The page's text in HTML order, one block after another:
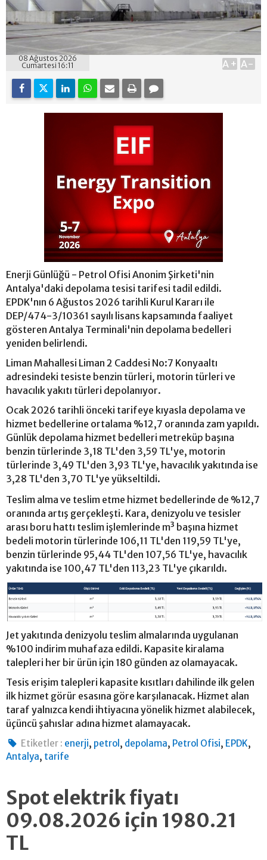
08 Ağustos 2026
Cumartesi 16:11
A+ A-
Enerji Günlüğü - Petrol Ofisi Anonim Şirketi'nin
Antalya'daki depolama tesisi tarifesi tadil edildi.
EPDK'nın 6 Ağustos 2026 tarihli Kurul Kararı ile
DEP/474-3/10361 sayılı lisans kapsamında faaliyet
gösteren Antalya Terminali'nin depolama bedelleri
yeniden belirlendi.
Liman Mahallesi Liman 2 Caddesi No:7 Konyaaltı
adresindeki tesiste benzin türleri, motorin türleri ve
havacılık yakıtı türleri depolanıyor.
Ocak 2026 tarihli önceki tarifeye kıyasla depolama ve
hizmet bedellerine ortalama %12,7 oranında zam yapıldı.
Günlük depolama hizmet bedelleri metreküp başına
benzin türlerinde 3,18 TL'den 3,59 TL'ye, motorin
türlerinde 3,49 TL'den 3,93 TL'ye, havacılık yakıtında ise
3,28 TL'den 3,70 TL'ye yükseltildi.
Teslim alma ve teslim etme hizmet bedellerinde de %12,7
oranında artış gerçekleşti. Kara, denizyolu ve tesisler
arası boru hattı teslim işlemlerinde m³ başına hizmet
bedeli motorin türlerinde 106,11 TL'den 119,59 TL'ye,
benzin türlerinde 95,44 TL'den 107,56 TL'ye, havacılık
yakıtında ise 100,47 TL'den 113,23 TL'ye çıkarıldı.
Jet yakıtında denizyolu teslim almalarında uygulanan
%100 indirim muhafaza edildi. Kapasite kiralama
talepleri her bir ürün için 180 günden az olamayacak.
Tesis erişim talepleri kapasite kısıtları dahilinde ilk gelen
ilk hizmet görür esasına göre karşılanacak. Hizmet alan
taraf yalnızca kendi ihtiyacına yönelik hizmet alabilecek,
üçüncü şahıslar adına hizmet alamayacak.
Etiketler : enerji, petrol , depolama, Petrol Ofisi, EPDK,
Antalya, tarife
Spot elektrik fiyatı
09.08.2026 için 1980.21
TL